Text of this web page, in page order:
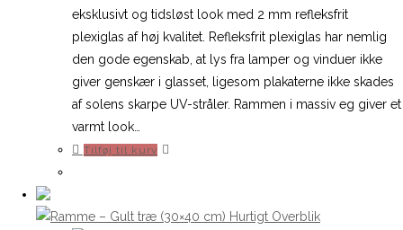
eksklusivt og tidsløst look med 2 mm refleksfrit
plexiglas af høj kvalitet. Refleksfrit plexiglas har nemlig
den gode egenskab, at lys fra lamper og vinduer ikke
giver genskær i glasset, ligesom plakaterne ikke skades
af solens skarpe UV-stråler. Rammen i massiv eg giver et
varmt look…
Tilføj til kurv
Hurtigt Overblik